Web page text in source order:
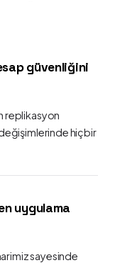
güvenliğini
replikasyon
değişimlerinde hiçbir
uygulama
sayesinde